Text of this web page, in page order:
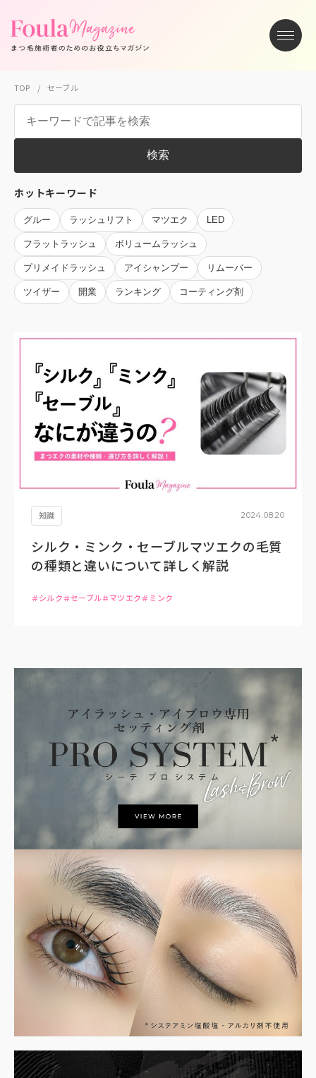
TOP セーブル
検索
ホットキーワード
グルー ラッシュリフト マツエク LED
フラットラッシュ ボリュームラッシュ
プリメイドラッシュ アイシャンプー リムーバー
ツイザー 開業 ランキング コーティング剤
知識 2024.08.20
シルク・ミンク・セーブルマツエクの毛質
の種類と違いについて詳しく解説
シルク セーブル マツエク ミンク